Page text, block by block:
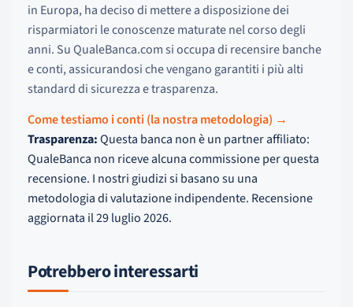
in Europa, ha deciso di mettere a disposizione dei
risparmiatori le conoscenze maturate nel corso degli
anni. Su QualeBanca.com si occupa di recensire banche
e conti, assicurandosi che vengano garantiti i più alti
standard di sicurezza e trasparenza.
Come testiamo i conti (la nostra metodologia) →
Trasparenza:Questa banca non è un partner affiliato:
QualeBanca non riceve alcuna commissione per questa
recensione. I nostri giudizi si basano su una
metodologia di valutazione indipendente. Recensione
aggiornata il 29 luglio 2026.
Potrebbero interessarti